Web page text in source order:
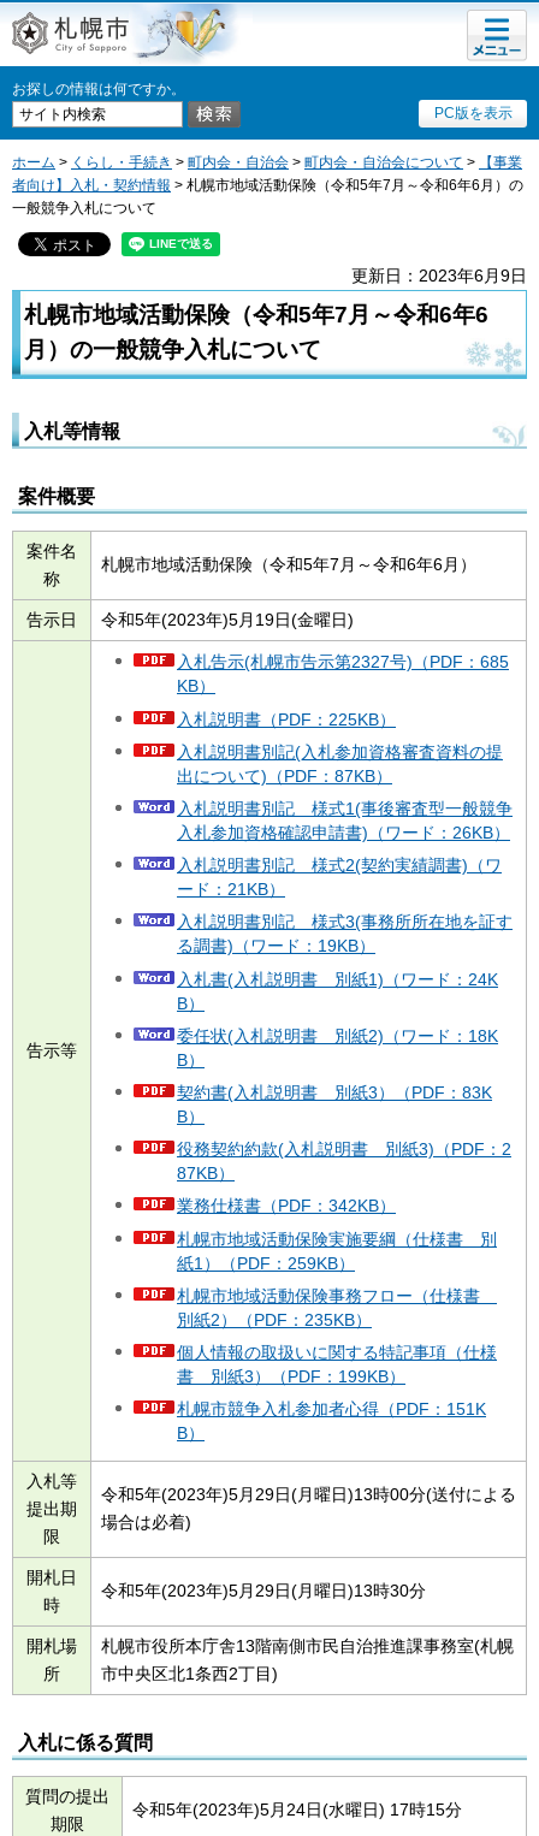
札幌市
お探しの情報は何ですか。
PC版を表示
メニュ
ー
ホーム > くらし・手続き > 町内会・自治会 > 町内会・自治会について >
【事業
者向け】入札・契約情報 > 札幌市地域活動保険（令和5年7月～令和6年6月）の
一般競争入札について
更新日：2023年6月9日
札幌市地域活動保険（令和5年7月～令和6年6
月）の一般競争入札について
入札等情報
案件概要
案件名
称
札幌市地域活動保険（令和5年7月～令和6年6月）
告示日 令和5年(2023年)5月19日(金曜日)
告示等
入札告示(札幌市告示第2327号)（PDF：685
KB）
入札説明書（PDF：225KB）
入札説明書別記(入札参加資格審査資料の提
出について)（PDF：87KB）
入札説明書別記 様式1(事後審査型一般競争
入札参加資格確認申請書)（ワード：26KB）
入札説明書別記 様式2(契約実績調書)（ワ
ード：21KB）
入札説明書別記 様式3(事務所所在地を証す
る調書)（ワード：19KB）
入札書(入札説明書 別紙1)（ワード：24K
B）
委任状(入札説明書 別紙2)（ワード：18K
B）
契約書(入札説明書 別紙3）（PDF：83K
B）
役務契約約款(入札説明書 別紙3)（PDF：2
87KB）
業務仕様書（PDF：342KB）
札幌市地域活動保険実施要綱（仕様書 別
紙1）（PDF：259KB）
札幌市地域活動保険事務フロー（仕様書
別紙2）（PDF：235KB）
個人情報の取扱いに関する特記事項（仕様
書 別紙3）（PDF：199KB）
札幌市競争入札参加者心得（PDF：151K
B）
入札等
提出期
限
令和5年(2023年)5月29日(月曜日)13時00分(送付による
場合は必着)
開札日
時
令和5年(2023年)5月29日(月曜日)13時30分
開札場
所
札幌市役所本庁舎13階南側市民自治推進課事務室(札幌
市中央区北1条西2丁目)
入札に係る質問
質問の提出
期限
令和5年(2023年)5月24日(水曜日) 17時15分